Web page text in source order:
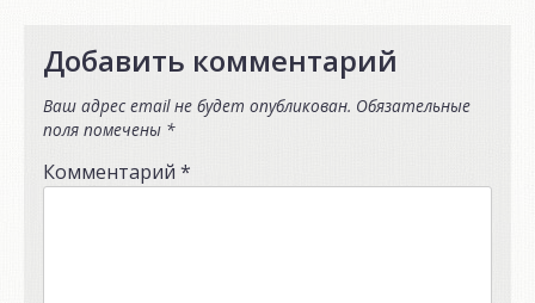
Добавить комментарий
Ваш адрес email не будет опубликован. Обязательные
поля помечены *
Комментарий *